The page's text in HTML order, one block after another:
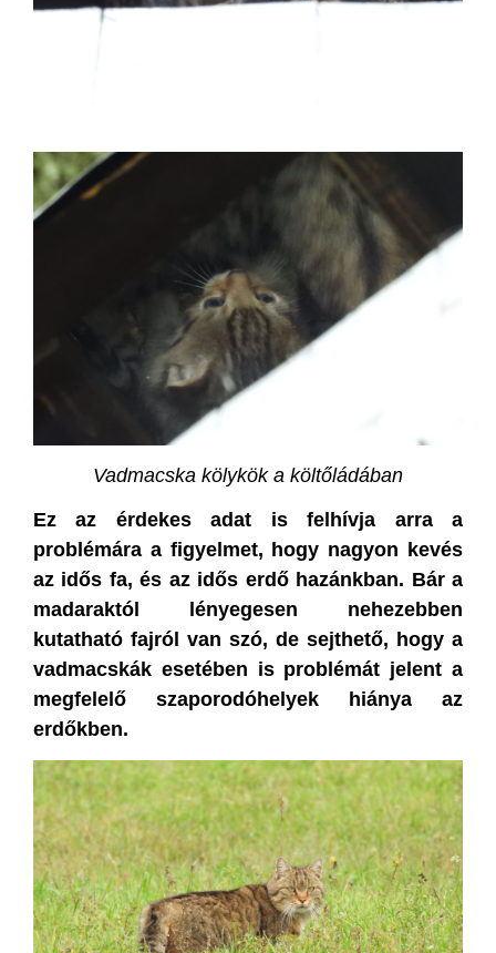
Vadmacska kölykök a költőládában
Ez az érdekes adat is felhívja arra a
problémára a figyelmet, hogy nagyon kevés
az idős fa, és az idős erdő hazánkban. Bár a
madaraktól lényegesen nehezebben
kutatható fajról van szó, de sejthető, hogy a
vadmacskák esetében is problémát jelent a
megfelelő szaporodóhelyek hiánya az
erdőkben.